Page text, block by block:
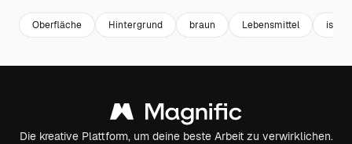
Oberfläche Hintergrund braun Lebensmittel
Die kreative Plattform, um deine beste Arbeit zu verwirklichen.